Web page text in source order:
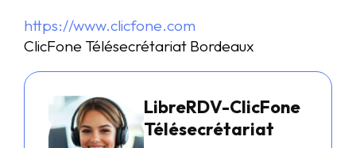
https://www.clicfone.com
ClicFone Télésecrétariat Bordeaux
LibreRDV-ClicFone
Télésecrétariat